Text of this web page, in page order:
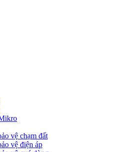
vệ chạm đất
vệ điện áp